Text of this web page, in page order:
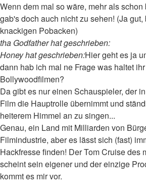
Wenn dem mal so wäre, mehr als
gab's doch auch nicht zu sehen! (Ja
knackigen Pobacken)
tha Godfather hat geschrieben:
Honey hat geschrieben:Hier geht es ja
dann hab ich mal ne Frage was haltet
Bollywoodfilmen?
Da gibt es nur einen Schauspieler, der
Film die Hauptrolle übernimmt und
heiterem Himmel an zu singen...
Genau, ein Land mit Milliarden von
Filmindustrie, aber es lässt sich (fast)
Hackfresse finden! Der Tom Cruise des
scheint sein eigener und der einzige
kommt es mir vor.